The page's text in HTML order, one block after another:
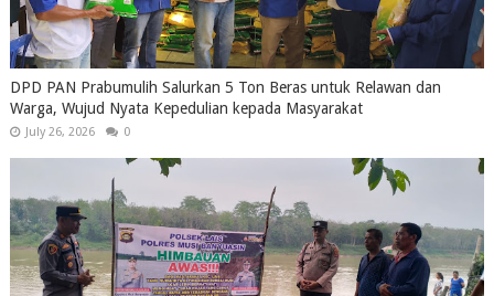
DPD PAN Prabumulih Salurkan 5 Ton Beras untuk Relawan dan
Warga, Wujud Nyata Kepedulian kepada Masyarakat
July 26, 2026 0